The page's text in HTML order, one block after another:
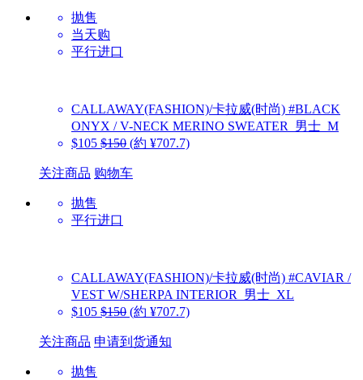
抛售
当天购
平行进口
CALLAWAY(FASHION)/卡拉威(时尚) #BLACK
ONYX / V-NECK MERINO SWEATER_男士_M
$105 $150 (約 ¥707.7)
关注商品 购物车
抛售
平行进口
CALLAWAY(FASHION)/卡拉威(时尚) #CAVIAR /
VEST W/SHERPA INTERIOR_男士_XL
$105 $150 (約 ¥707.7)
关注商品 申请到货通知
抛售